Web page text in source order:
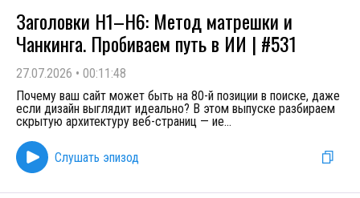
Заголовки H1–H6: Метод матрешки и
Чанкинга. Пробиваем путь в ИИ | #531
27.07.2026 • 00:11:48
Почему ваш сайт может быть на 80-й позиции в поиске, даже
если дизайн выглядит идеально? В этом выпуске разбираем
скрытую архитектуру веб-страниц — ие...
Слушать эпизод